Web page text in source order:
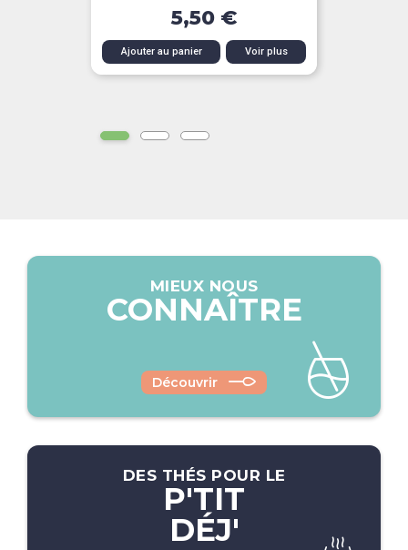
5,50 €
Ajouter au panier Voir plus
MIEUX NOUS
CONNAÎTRE
Découvrir
DES THÉS POUR LE
P'TIT
DÉJ'